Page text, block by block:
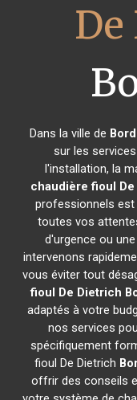
Dans la ville de
sur les
l'installation, la
chaudière fioul
professionnels
toutes vos
d'urgence ou
intervenons
vous éviter tout
fioul De Dietrich
adaptés à votre
nos services
spécifiquement
fioul De Dietrich
offrir des conseils